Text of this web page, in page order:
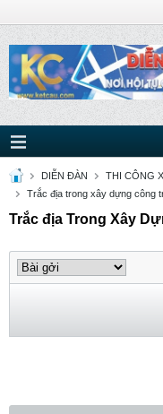
DIỄN ĐÀN
THI CÔNG
Trắc địa trong xây dựng công
Trắc địa Trong Xây